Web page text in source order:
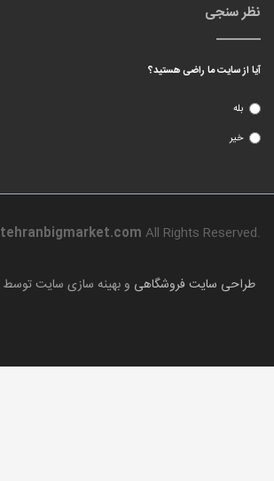
نظر سنجی
آیا از سایت ما راضی هستید؟
بله
خیر
tehranbigmarket.com All Rights Reserved.
طراحی سایت فروشگاهی و بهینه سازی سایت توسط